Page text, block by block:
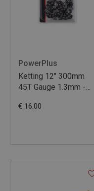
PowerPlus
Ketting 12" 300mm
45T Gauge 1.3mm -
€ 16.00